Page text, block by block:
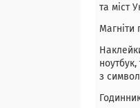
та міст
Магніти
з